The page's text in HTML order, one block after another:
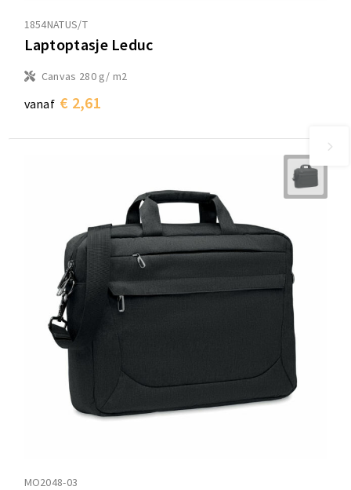
1854NATUS/T
Laptoptasje Leduc
Canvas 280 g/ m2
vanaf € 2,61
MO2048-03